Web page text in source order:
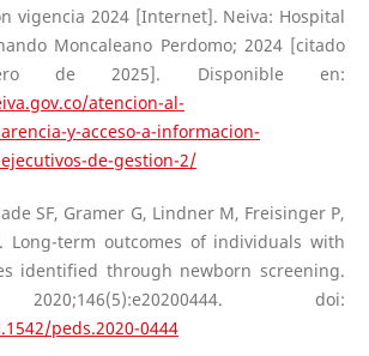
vigencia 2024 [Internet]. Neiva: Hospital
Moncaleano Perdomo; 2024 [citado
de 2025]. Disponible en:
atencion-al-
y-acceso-a-informacion-
de-gestion-2/
SF, Gramer G, Lindner M, Freisinger P,
Long-term outcomes of individuals with
identified through newborn screening.
doi:
peds.2020-0444